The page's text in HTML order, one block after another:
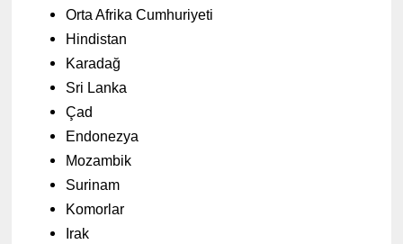
Orta Afrika Cumhuriyeti
Hindistan
Karadağ
Sri Lanka
Çad
Endonezya
Mozambik
Surinam
Komorlar
Irak